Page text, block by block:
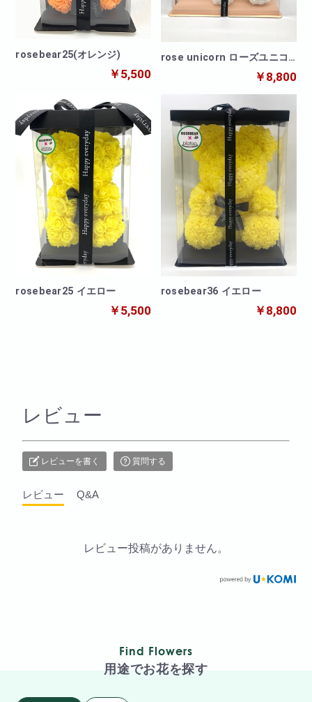
rosebear25(オレンジ)
￥5,500
rose unicorn ローズユニコ
￥8,800
rosebear25 イエロー
￥5,500
rosebear36 イエロー
￥8,800
レビュー
レビューを書く 質問する
レビュー Q&A
レビュー投稿がありません。
Find Flowers
用途でお花を探す